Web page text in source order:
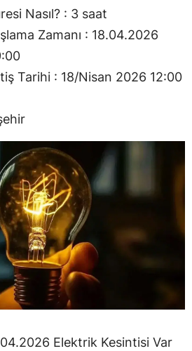
Nasıl? : 3 saat
Zamanı : 18.04.2026
Tarihi : 18/Nisan 2026 12:00
Elektrik Kesintisi Var